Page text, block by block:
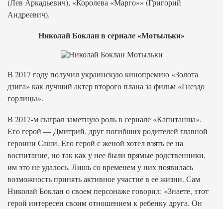
(Лев Аркадьевич), «Королева «Марго»» (Григорий
Андреевич).
Николай Боклан в сериале «Мотыльки»
В 2017 году получил украинскую кинопремию «Золота
дзига» как лучший актер второго плана за фильм «Гнездо
горлицы».
В 2017-м сыграл заметную роль в сериале «Капитанша».
Его герой — Дмитрий, друг погибших родителей главной
героини Саши. Его герой с женой хотел взять ее на
воспитание, но так как у нее были прямые родственники,
им это не удалось. Лишь со временем у них появилась
возможность принять активное участие в ее жизни. Сам
Николай Боклан о своем персонаже говорил: «Знаете, этот
герой интересен своим отношением к ребенку друга. Он